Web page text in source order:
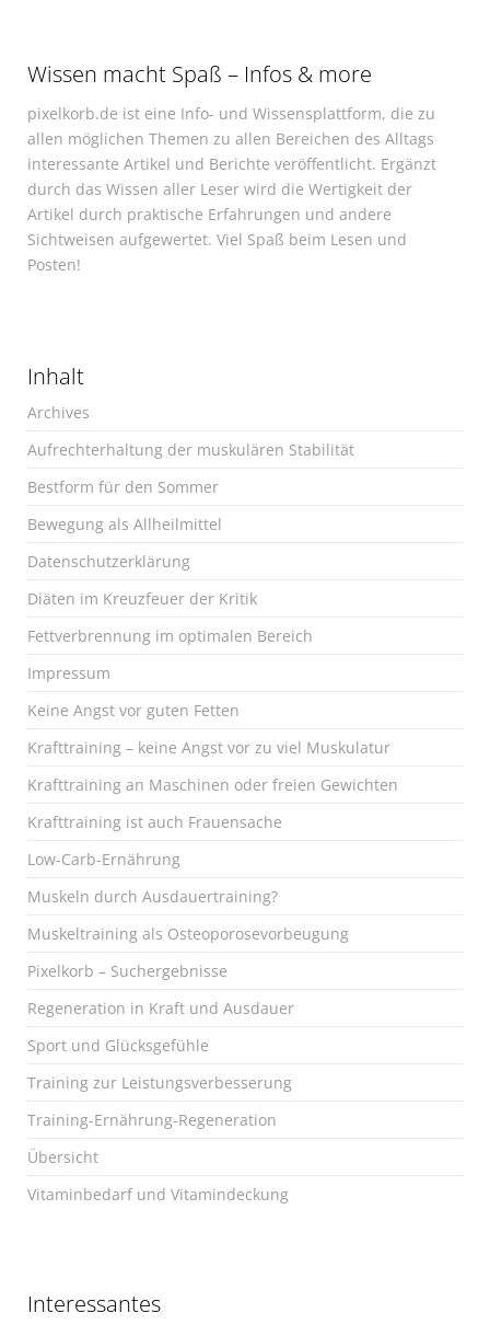
Wissen macht Spaß – Infos & more
pixelkorb.de ist eine Info- und Wissensplattform, die zu
allen möglichen Themen zu allen Bereichen des Alltags
interessante Artikel und Berichte veröffentlicht. Ergänzt
durch das Wissen aller Leser wird die Wertigkeit der
Artikel durch praktische Erfahrungen und andere
Sichtweisen aufgewertet. Viel Spaß beim Lesen und
Posten!
Inhalt
Archives
Aufrechterhaltung der muskulären Stabilität
Bestform für den Sommer
Bewegung als Allheilmittel
Datenschutzerklärung
Diäten im Kreuzfeuer der Kritik
Fettverbrennung im optimalen Bereich
Impressum
Keine Angst vor guten Fetten
Krafttraining – keine Angst vor zu viel Muskulatur
Krafttraining an Maschinen oder freien Gewichten
Krafttraining ist auch Frauensache
Low-Carb-Ernährung
Muskeln durch Ausdauertraining?
Muskeltraining als Osteoporosevorbeugung
Pixelkorb – Suchergebnisse
Regeneration in Kraft und Ausdauer
Sport und Glücksgefühle
Training zur Leistungsverbesserung
Training-Ernährung-Regeneration
Übersicht
Vitaminbedarf und Vitamindeckung
Interessantes